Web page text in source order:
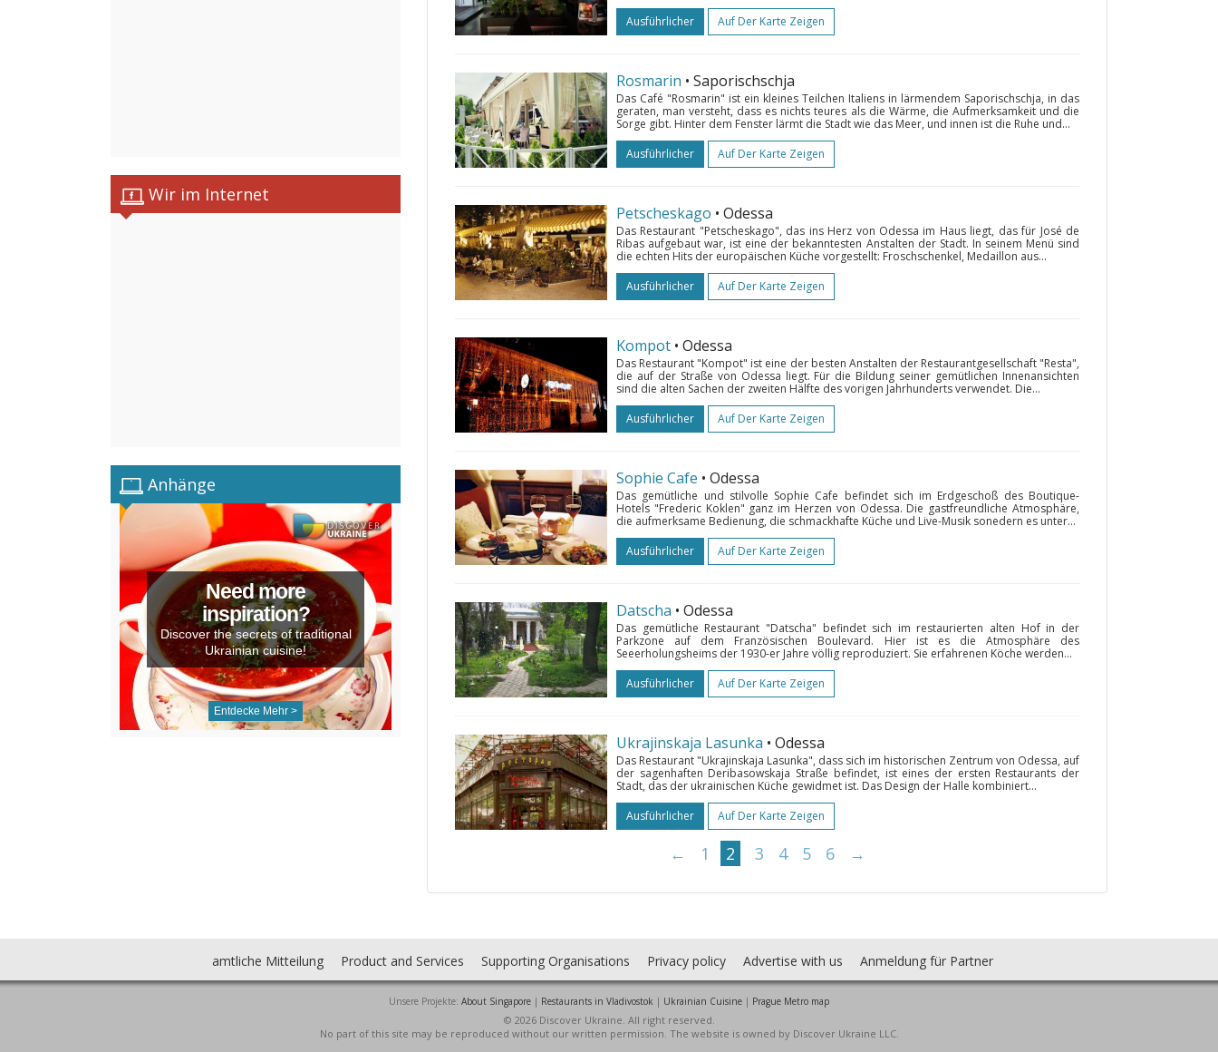
Wir im Internet
Anhänge
Need more
inspiration?
Discover the secrets of traditional
Ukrainian cuisine!
Entdecke Mehr >
Ausführlicher
Auf Der Karte Zeigen
Rosmarin • Saporischschja
Das Café "Rosmarin" ist ein kleines Teilchen Italiens in lärmendem Saporischschja, in das
geraten, man versteht, dass es nichts teures als die Wärme, die Aufmerksamkeit und die
Sorge gibt. Hinter dem Fenster lärmt die Stadt wie das Meer, und innen ist die Ruhe und...
Ausführlicher
Auf Der Karte Zeigen
Petscheskago • Odessa
Das Restaurant "Petscheskago", das ins Herz von Odessa im Haus liegt, das für José de
Ribas aufgebaut war, ist eine der bekanntesten Anstalten der Stadt. In seinem Menü sind
die echten Hits der europäischen Küche vorgestellt: Froschschenkel, Medaillon aus...
Ausführlicher
Auf Der Karte Zeigen
Kompot • Odessa
Das Restaurant "Kompot" ist eine der besten Anstalten der Restaurantgesellschaft "Resta",
die auf der Straße von Odessa liegt. Für die Bildung seiner gemütlichen Innenansichten
sind die alten Sachen der zweiten Hälfte des vorigen Jahrhunderts verwendet. Die...
Ausführlicher
Auf Der Karte Zeigen
Sophie Cafe • Odessa
Das gemütliche und stilvolle Sophie Cafe befindet sich im Erdgeschoß des Boutique-
Hotels "Frederiс Koklen" ganz im Herzen von Odessa. Die gastfreundliche Atmosphäre,
die aufmerksame Bedienung, die schmackhafte Küche und Live-Musik sonedern es unter...
Ausführlicher
Auf Der Karte Zeigen
Datscha • Odessa
Das gemütliche Restaurant "Datscha" befindet sich im restaurierten alten Hof in der
Parkzone auf dem Französischen Boulevard. Hier ist es die Atmosphäre des
Seeerholungsheims der 1930-er Jahre völlig reproduziert. Sie erfahrenen Köche werden...
Ausführlicher
Auf Der Karte Zeigen
Ukrajinskaja Lasunka • Odessa
Das Restaurant "Ukrajinskaja Lasunka", dass sich im historischen Zentrum von Odessa, auf
der sagenhaften Deribasowskaja Straße befindet, ist eines der ersten Restaurants der
Stadt, das der ukrainischen Küche gewidmet ist. Das Design der Halle kombiniert...
Ausführlicher
Auf Der Karte Zeigen
← 1 2 3 4 5 6 →
amtliche Mitteilung Product and Services Supporting Organisations Privacy policy Advertise with us Anmeldung für Partner
Unsere Projekte: About Singapore | Restaurants in Vladivostok | Ukrainian Cuisine | Prague Metro map
© 2026 Discover Ukraine. All right reserved.
No part of this site may be reproduced without our written permission. The website is owned by Discover Ukraine LLC.